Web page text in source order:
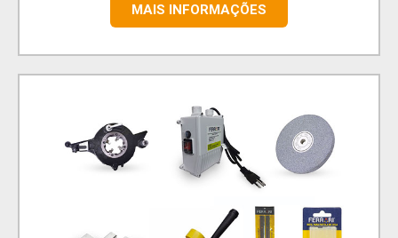
MAIS INFORMAÇÕES